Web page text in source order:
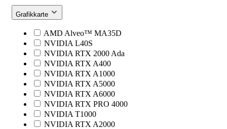
Grafikkarte
AMD Alveo™ MA35D
NVIDIA L40S
NVIDIA RTX 2000 Ada
NVIDIA RTX A400
NVIDIA RTX A1000
NVIDIA RTX A5000
NVIDIA RTX A6000
NVIDIA RTX PRO 4000
NVIDIA T1000
NVIDIA RTX A2000